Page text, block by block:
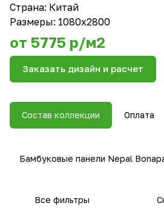
Страна: Китай
Размеры: 1080х2800
от 5775 р/м2
Заказать дизайн и расчет
Состав коллекции Оплата
Бамбуковые панели Nepal
Все фильтры